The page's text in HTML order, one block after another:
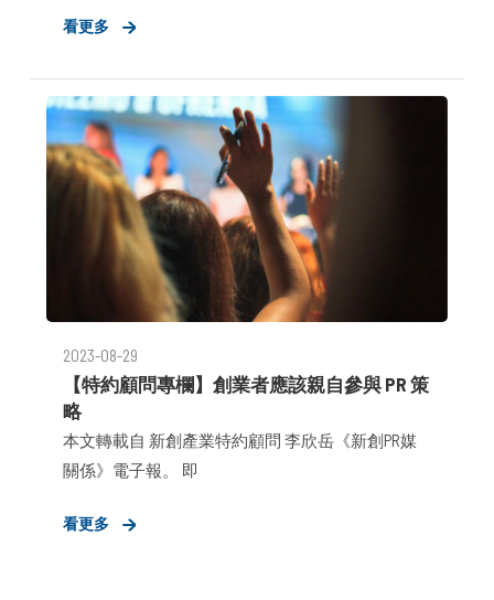
資金、資源與人才，鮮明的品牌形象也成為發展上
模，自2019年開始深耕新創市場，至今已實際服務
超過50家海內外新創企業、新創加速器，大步邁向
出海與上市目標。今（5日）正式宣布攜手擁有超
過20年媒體經驗的 AppWorks （之初加速器）前媒
體公關總監李欣岳，擔任新創產業特約顧問，共同
替台灣新創與創業者提供公關顧問服務，從策略制
定到落地執行一手包辦，偕同創業者於專注本業同
時，亦能享有即時、多元、精準且彈性訂價的專業
服務，加速決策效率、有效解決不同發展階段的品
牌痛點。
看更多
2023-08-29
【特約顧問專欄】創業者應該親自參與 PR 策
略
本文轉載自 新創產業特約顧問 李欣岳《新創PR媒
關係》電子報。 即
看更多